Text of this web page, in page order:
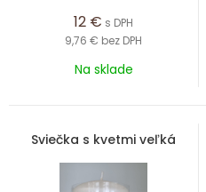
12 € s DPH
9,76 € bez DPH
Na sklade
Sviečka s kvetmi veľká